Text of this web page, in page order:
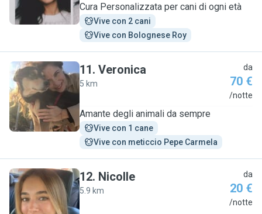
Cura Personalizzata per cani di ogni età
Vive con 2 cani
Vive con Bolognese Roy
V
11. Veronica
5 km
da
70 €
/notte
Amante degli animali da sempre
Vive con 1 cane
Vive con meticcio Pepe Carmela
N
12. Nicolle
5.9 km
da
20 €
/notte